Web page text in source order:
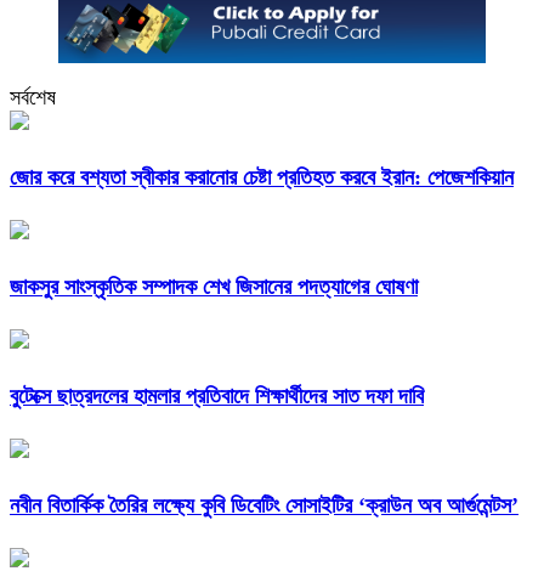
সর্বশেষ
জোর করে বশ্যতা স্বীকার করানোর চেষ্টা প্রতিহত করবে ইরান: পেজেশকিয়ান
জাকসুর সাংস্কৃতিক সম্পাদক শেখ জিসানের পদত্যাগের ঘোষণা
বুটেক্সে ছাত্রদলের হামলার প্রতিবাদে শিক্ষার্থীদের সাত দফা দাবি
নবীন বিতার্কিক তৈরির লক্ষ্যে কুবি ডিবেটিং সোসাইটির ‘ক্রাউন অব আর্গুমেন্টস’